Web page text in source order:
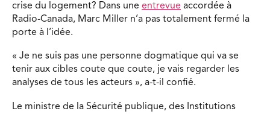
crise du logement? Dans une entrevue accordée à
Radio-Canada, Marc Miller n’a pas totalement fermé la
porte à l’idée.
« Je ne suis pas une personne dogmatique qui va se
tenir aux cibles coute que coute, je vais regarder les
analyses de tous les acteurs », a-t-il confié.
Le ministre de la Sécurité publique, des Institutions